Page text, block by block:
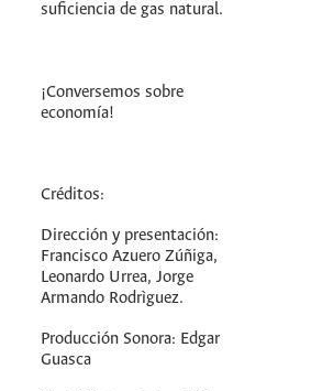
suficiencia de gas natural.
¡Conversemos sobre
economía!
Créditos:
Dirección y presentación:
Francisco Azuero Zúñiga,
Leonardo Urrea, Jorge
Armando Rodrìguez.
Producción Sonora: Edgar
Guasca